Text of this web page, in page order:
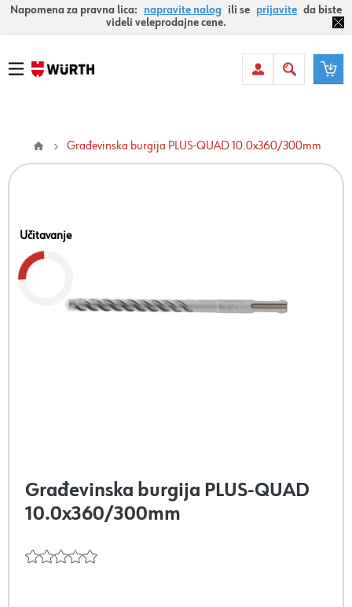
Napomena za pravna lica: napravite nalog ili se prijavite da biste
videli veleprodajne cene.
Građevinska burgija PLUS-QUAD 10.0x360/300mm
Učitavanje
Građevinska burgija PLUS-QUAD
10.0x360/300mm